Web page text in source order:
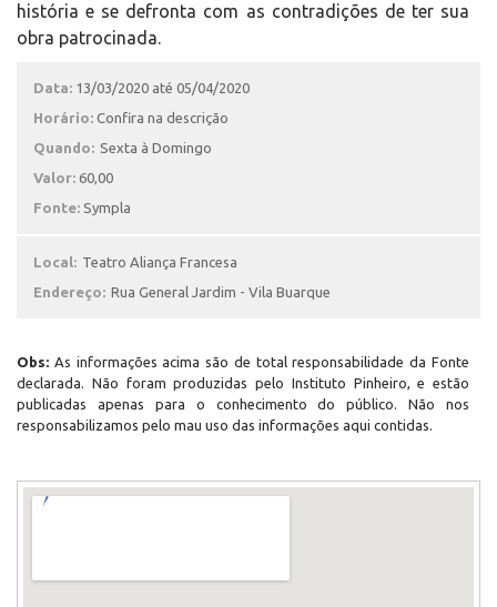
história e se defronta com as contradições de ter sua
obra patrocinada.
Data: 13/03/2020 até 05/04/2020
Horário: Confira na descrição
Quando: Sexta à Domingo
Valor: 60,00
Fonte: Sympla
Local: Teatro Aliança Francesa
Endereço: Rua General Jardim - Vila Buarque
Obs: As informações acima são de total responsabilidade da Fonte
declarada. Não foram produzidas pelo Instituto Pinheiro, e estão
publicadas apenas para o conhecimento do público. Não nos
responsabilizamos pelo mau uso das informações aqui contidas.